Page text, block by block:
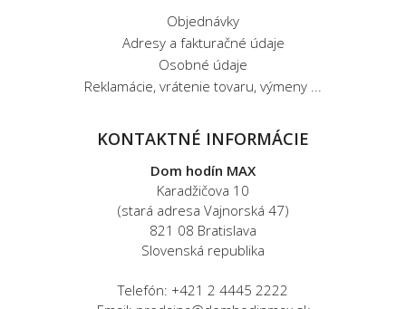
Objednávky
Adresy a fakturačné údaje
Osobné údaje
Reklamácie, vrátenie tovaru, výmeny ...
KONTAKTNÉ INFORMÁCIE
Dom hodín MAX
Karadžičova 10
(stará adresa Vajnorská 47)
821 08 Bratislava
Slovenská republika
Telefón: +421 2 4445 2222